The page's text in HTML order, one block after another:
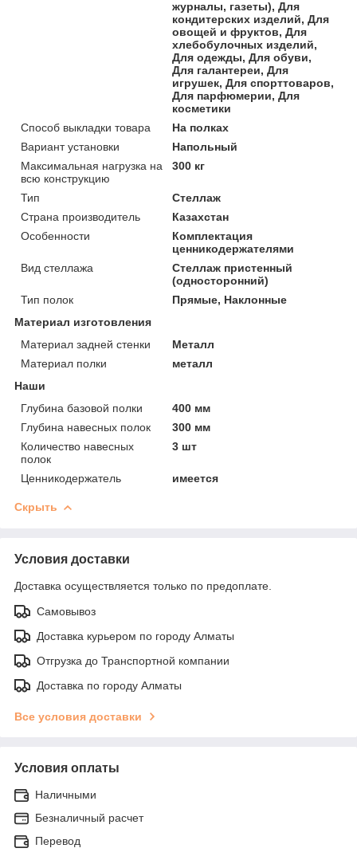
журналы, газеты), Для
кондитерских изделий, Для
овощей и фруктов, Для
хлебобулочных изделий,
Для одежды, Для обуви,
Для галантереи, Для
игрушек, Для спорттоваров,
Для парфюмерии, Для
косметики
Способ выкладки товара
На полках
Вариант установки
Напольный
Максимальная нагрузка на
всю конструкцию
300 кг
Тип
Стеллаж
Страна производитель
Казахстан
Особенности
Комплектация
ценникодержателями
Вид стеллажа
Стеллаж пристенный
(односторонний)
Тип полок
Прямые, Наклонные
Материал изготовления
Материал задней стенки
Металл
Материал полки
металл
Наши
Глубина базовой полки
400 мм
Глубина навесных полок
300 мм
Количество навесных
полок
3 шт
Ценникодержатель имеется
Скрыть
Условия доставки
Доставка осуществляется только по предоплате.
Самовывоз
Доставка курьером по городу Алматы
Отгрузка до Транспортной компании
Доставка по городу Алматы
Все условия доставки
Условия оплаты
Наличными
Безналичный расчет
Перевод